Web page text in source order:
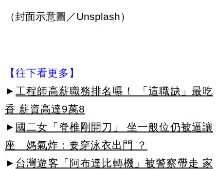
（封面示意圖／Unsplash）
【往下看更多】
► 工程師高薪職務排名曝！ 「這職缺」最吃
香 薪資高達9萬8
► 國二女「脊椎剛開刀」 坐一般位仍被逼讓
座 媽氣炸：要穿泳衣出門 ？
► 台灣遊客「阿布達比轉機」被警察帶走 家